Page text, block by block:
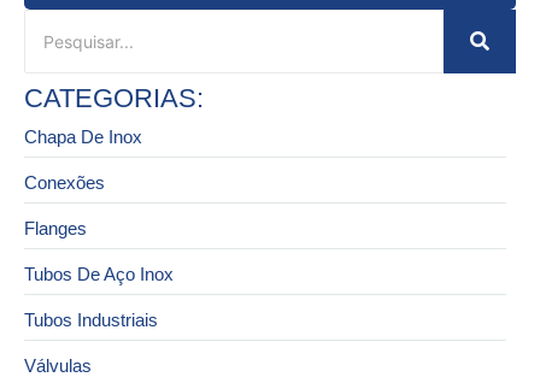
CATEGORIAS:
Chapa De Inox
Conexões
Flanges
Tubos De Aço Inox
Tubos Industriais
Válvulas